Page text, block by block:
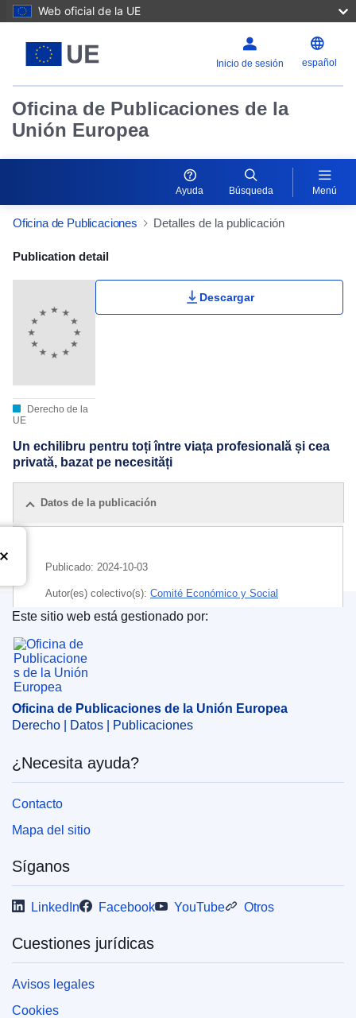
Web oficial de la UE
Inicio de sesión español
Oficina de Publicaciones de la
Unión Europea
Ayuda Búsqueda Menú
Oficina de Publicaciones Detalles de la publicación
Publication Detail Actions Portlet
Publication detail
Derecho de la
UE
Descargar
Un echilibru pentru toți între viața profesională și cea
privată, bazat pe necesități
Datos de la publicación
Publicado: 2024-10-03
Autor(es) colectivo(s): Comité Económico y Social
Europeo
IMMC : EESC-2024-01783-AS
Oficina de Publicaciones de la Unión Europea
Este sitio web está gestionado por:
Oficina de Publicaciones de la Unión Europea
Derecho | Datos | Publicaciones
¿Necesita ayuda?
Contacto
Mapa del sitio
Síganos
LinkedIn Facebook YouTube Otros
Cuestiones jurídicas
Avisos legales
Cookies